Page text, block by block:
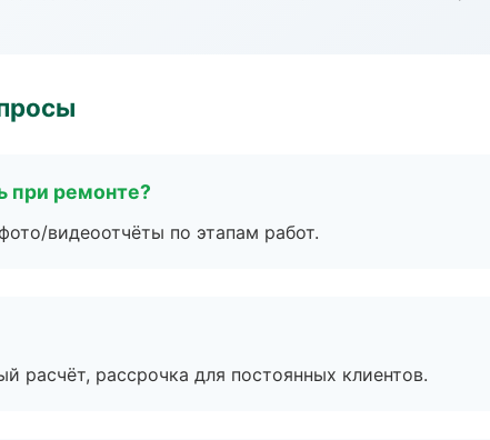
при ремонте?
видеоотчёты по этапам работ.
расчёт, рассрочка для постоянных клиентов.